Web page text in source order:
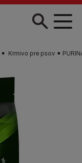
Krmivo pre psov